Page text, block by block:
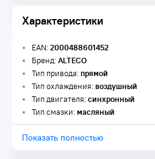
Характеристики
EAN:2000488601452
Бренд:ALTECO
Тип привода:прямой
Тип охлаждения:воздушный
Тип двигателя:синхронный
Тип смазки:масляный
Показать полностью